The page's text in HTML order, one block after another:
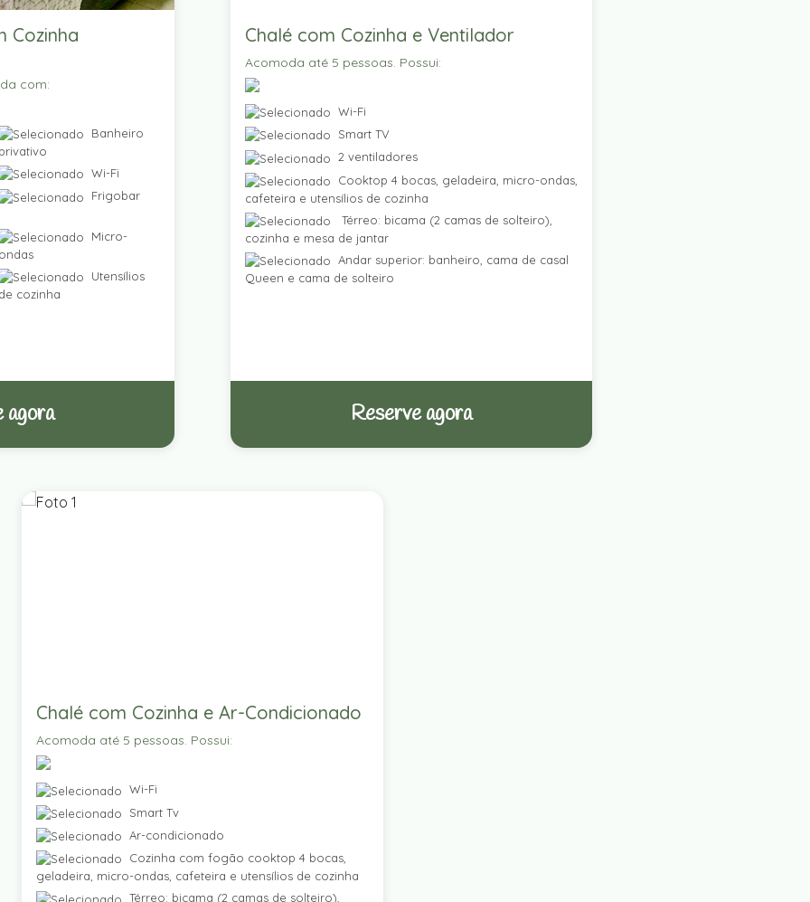
Cozinha
com:
Banheiro
privativo
Wi-Fi
Frigobar
Micro-
ondas
Utensílios
de cozinha
agora
Chalé com Cozinha e Ventilador
Acomoda até 5 pessoas. Possui:
Wi-Fi
Smart TV
2 ventiladores
Cooktop 4 bocas, geladeira, micro-ondas,
cafeteira e utensílios de cozinha
Térreo: bicama (2 camas de solteiro),
cozinha e mesa de jantar
Andar superior: banheiro, cama de casal
Queen e cama de solteiro
Reserve agora
Chalé com Cozinha e Ar-Condicionado
Acomoda até 5 pessoas. Possui:
Wi-Fi
Smart Tv
Ar-condicionado
Cozinha com fogão cooktop 4 bocas,
geladeira, micro-ondas, cafeteira e utensílios de cozinha
Térreo: bicama (2 camas de solteiro),